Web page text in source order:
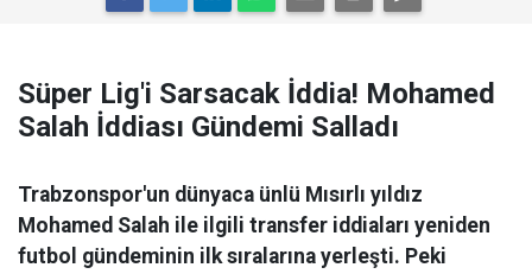
Süper Lig'i Sarsacak İddia! Mohamed
Salah İddiası Gündemi Salladı
Trabzonspor'un dünyaca ünlü Mısırlı yıldız
Mohamed Salah ile ilgili transfer iddiaları yeniden
futbol gündeminin ilk sıralarına yerleşti. Peki